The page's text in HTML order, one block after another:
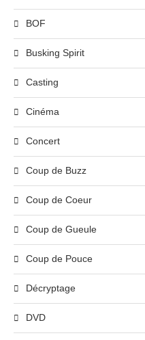
BOF
Busking Spirit
Casting
Cinéma
Concert
Coup de Buzz
Coup de Coeur
Coup de Gueule
Coup de Pouce
Décryptage
DVD